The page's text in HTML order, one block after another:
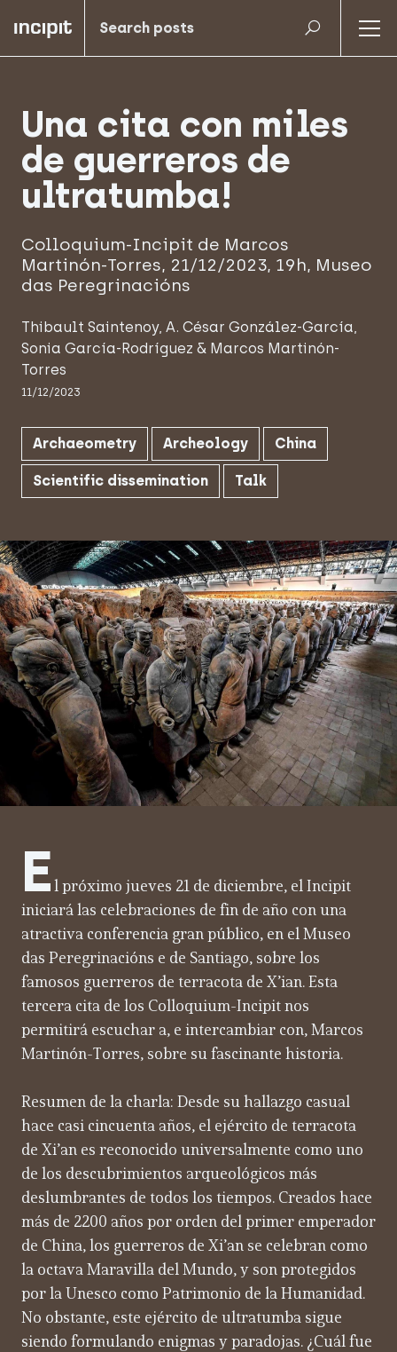
Una cita con miles
de guerreros de
ultratumba!
Colloquium-Incipit de Marcos
Martinón-Torres, 21/12/2023, 19h, Museo
das Peregrinacións
Thibault Saintenoy, A. César González-García,
Sonia García-Rodríguez & Marcos Martinón-
Torres
11/12/2023
Archaeometry Archeology China
Scientific dissemination Talk
E l próximo jueves 21 de diciembre, el Incipit
iniciará las celebraciones de fin de año con una
atractiva conferencia gran público, en el Museo
das Peregrinacións e de Santiago, sobre los
famosos guerreros de terracota de X’ian. Esta
tercera cita de los Colloquium-Incipit nos
permitirá escuchar a, e intercambiar con, Marcos
Martinón-Torres, sobre su fascinante historia.
Resumen de la charla: Desde su hallazgo casual
hace casi cincuenta años, el ejército de terracota
de Xi’an es reconocido universalmente como uno
de los descubrimientos arqueológicos más
deslumbrantes de todos los tiempos. Creados hace
más de 2200 años por orden del primer emperador
de China, los guerreros de Xi’an se celebran como
la octava Maravilla del Mundo, y son protegidos
por la Unesco como Patrimonio de la Humanidad.
No obstante, este ejército de ultratumba sigue
siendo formulando enigmas y paradojas. ¿Cuál fue